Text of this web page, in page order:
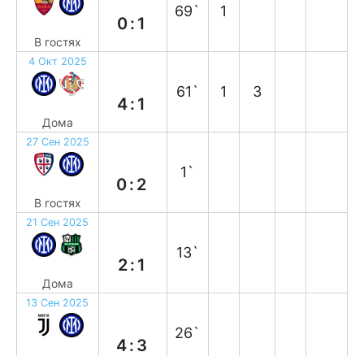
В гостях
0:1
69` 1
4 Окт 2025
Дома
4:1
61` 1 3
27 Сен 2025
В гостях
0:2
1`
21 Сен 2025
Дома
2:1
13`
13 Сен 2025
4:3
26`